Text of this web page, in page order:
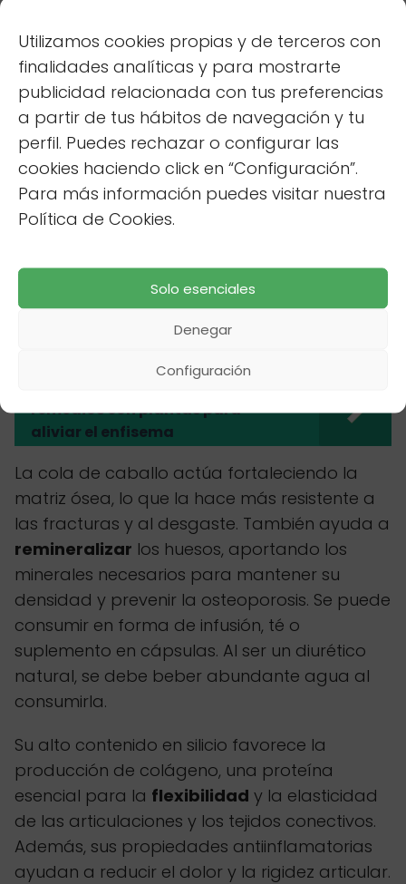
Utilizamos cookies propias y de terceros con
finalidades analíticas y para mostrarte
publicidad relacionada con tus preferencias
a partir de tus hábitos de navegación y tu
perfil. Puedes rechazar o configurar las
cookies haciendo click en “Configuración”.
Para más información puedes visitar nuestra
Política de Cookies.
Solo esenciales
Denegar
Configuración
La Cola de Caballo: Un aliado
para el Calcio
La cola de caballo (Equisetum arvense) es
una planta ancestral, rica en silicio, un mineral
indispensable para laformaciónde
colágeno y la salud de los huesos y
fortalecer los huesos, las uñas y el cabello
debido a su alta concentración de minerales.
Es un diurético natural que también ayuda a
eliminar toxinas del cuerpo.
remedios con plantas para
aliviar el enfisema
La cola de caballo actúa fortaleciendo la
matriz ósea, lo que la hace más resistente a
las fracturas y al desgaste. También ayuda a
remineralizar los huesos, aportando los
minerales necesarios para mantener su
densidad y prevenir la osteoporosis. Se puede
consumir en forma de infusión, té o
suplemento en cápsulas. Al ser un diurético
natural, se debe beber abundante agua al
consumirla.
Su alto contenido en silicio favorece la
producción de colágeno, una proteína
esencial para la flexibilidad y la elasticidad
de las articulaciones y los tejidos conectivos.
Además, sus propiedades antiinflamatorias
ayudan a reducir el dolor y la rigidez articular.